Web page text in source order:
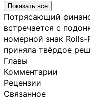
Показать все
Потрясающий
встречается с
номерной знак
приняла твёрдое
Главы
Комментарии
Рецензии
Связанное